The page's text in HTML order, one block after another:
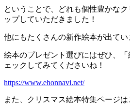
ということで、どれも個性豊かな
ップしていただきました！
他にもたくさんの新作絵本が出てい
絵本のプレゼント選びにはぜひ、
ェックしてみてくださいね！
https://www.ehonnavi.net/
また、クリスマス絵本特集ページ